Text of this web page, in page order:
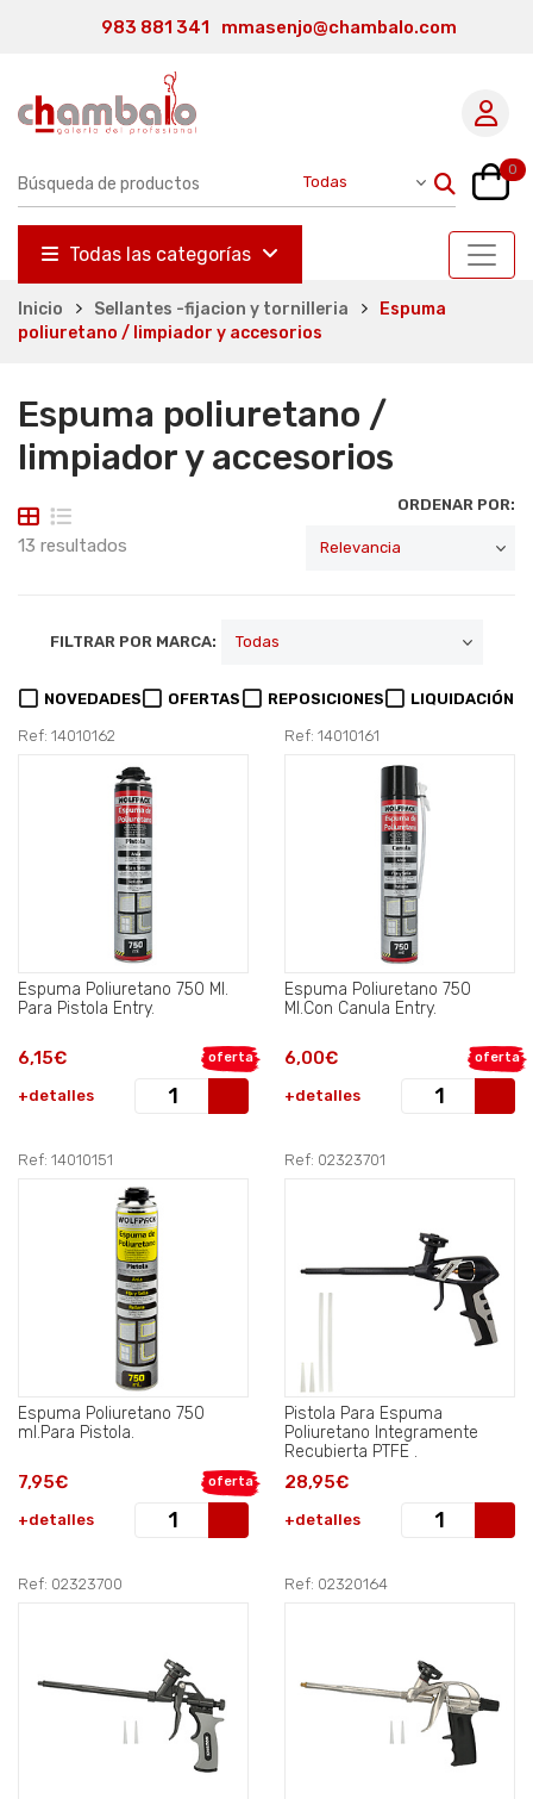
983 881 341 mmasenjo@chambalo.com
0
Todas las categorías
Inicio Sellantes -fijacion y tornilleria
Espuma
poliuretano / limpiador y accesorios
Espuma poliuretano /
limpiador y accesorios
13 resultados
ORDENAR POR:
FILTRAR POR MARCA:
NOVEDADES OFERTAS REPOSICIONES LIQUIDACIÓN
Ref: 14010162
Espuma Poliuretano 750 Ml.
Para Pistola Entry.
oferta
6,15€
+detalles
Ref: 14010161
Espuma Poliuretano 750
Ml.Con Canula Entry.
oferta
6,00€
+detalles
Ref: 14010151
Espuma Poliuretano 750
ml.Para Pistola.
oferta
7,95€
+detalles
Ref: 02323701
Pistola Para Espuma
Poliuretano Integramente
Recubierta PTFE .
28,95€
+detalles
Ref: 02323700 Ref: 02320164